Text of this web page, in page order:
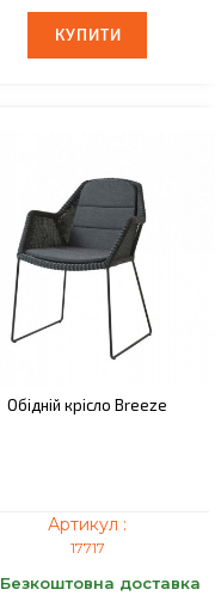
КУПИТИ
КУПИТИ
Обідній крісло Breeze
Артикул :
17717
Безкоштовна доставка